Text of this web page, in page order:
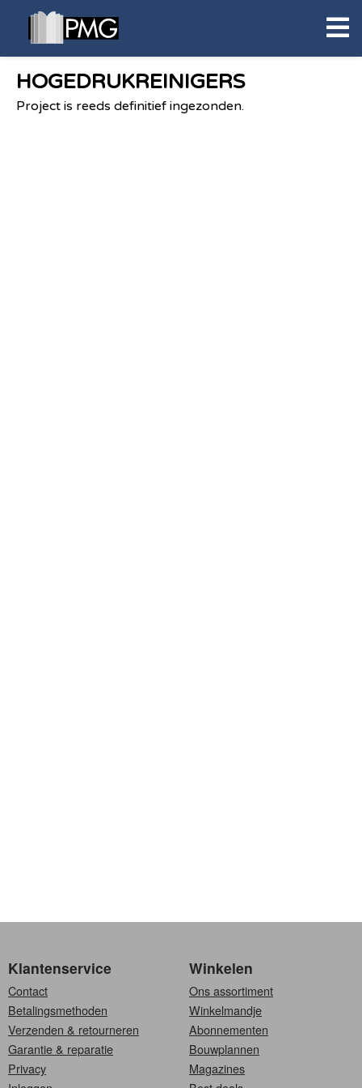
HOGEDRUKREINIGERS
Project is reeds definitief ingezonden.
Klantenservice
Contact
Betalingsmethoden
Verzenden & retourneren
Garantie & reparatie
Privacy
Winkelen
Ons assortiment
Winkelmandje
Abonnementen
Bouwplannen
Magazines